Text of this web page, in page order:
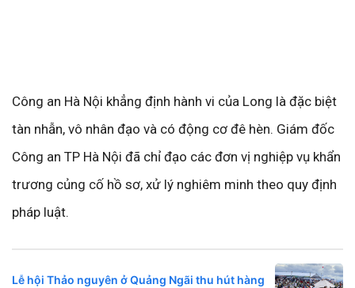
Công an Hà Nội khẳng định hành vi của Long là đặc biệt
tàn nhẫn, vô nhân đạo và có động cơ đê hèn. Giám đốc
Công an TP Hà Nội đã chỉ đạo các đơn vị nghiệp vụ khẩn
trương củng cố hồ sơ, xử lý nghiêm minh theo quy định
pháp luật.
Lễ hội Thảo nguyên ở Quảng Ngãi thu hút hàng